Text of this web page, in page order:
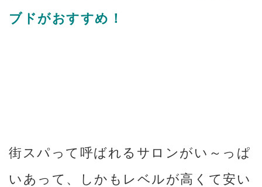
ブドがおすすめ！
街スパって呼ばれるサロンがい～っぱ
いあって、しかもレベルが高くて安い